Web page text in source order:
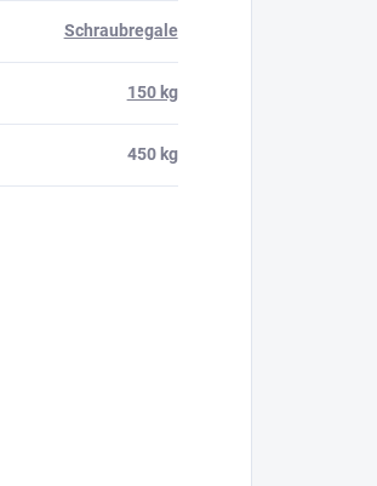
Schraubregale
150 kg
450 kg